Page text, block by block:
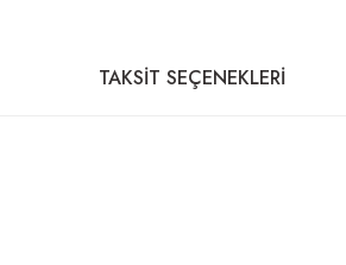
TAKSİT SEÇENEKLERİ